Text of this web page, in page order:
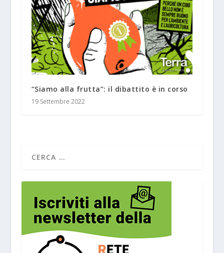
“Siamo alla frutta”: il dibattito è in corso
19 Settembre 2022